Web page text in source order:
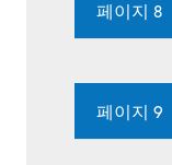
페이지 8
페이지 9